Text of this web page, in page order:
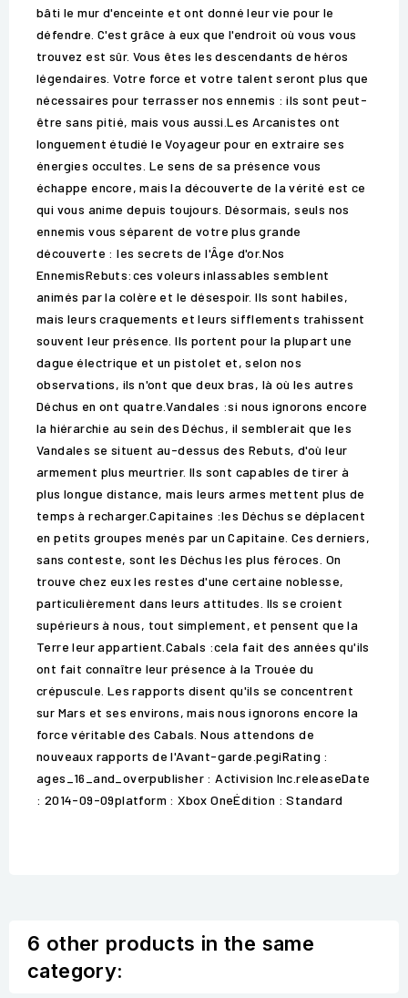
bâti le mur d'enceinte et ont donné leur vie pour le
défendre. C'est grâce à eux que l'endroit où vous vous
trouvez est sûr. Vous êtes les descendants de héros
légendaires. Votre force et votre talent seront plus que
nécessaires pour terrasser nos ennemis : ils sont peut-
être sans pitié, mais vous aussi.Les Arcanistes ont
longuement étudié le Voyageur pour en extraire ses
énergies occultes. Le sens de sa présence vous
échappe encore, mais la découverte de la vérité est ce
qui vous anime depuis toujours. Désormais, seuls nos
ennemis vous séparent de votre plus grande
découverte : les secrets de l'Âge d'or.Nos
EnnemisRebuts:ces voleurs inlassables semblent
animés par la colère et le désespoir. Ils sont habiles,
mais leurs craquements et leurs sifflements trahissent
souvent leur présence. Ils portent pour la plupart une
dague électrique et un pistolet et, selon nos
observations, ils n'ont que deux bras, là où les autres
Déchus en ont quatre.Vandales :si nous ignorons encore
la hiérarchie au sein des Déchus, il semblerait que les
Vandales se situent au-dessus des Rebuts, d'où leur
armement plus meurtrier. Ils sont capables de tirer à
plus longue distance, mais leurs armes mettent plus de
temps à recharger.Capitaines :les Déchus se déplacent
en petits groupes menés par un Capitaine. Ces derniers,
sans conteste, sont les Déchus les plus féroces. On
trouve chez eux les restes d'une certaine noblesse,
particulièrement dans leurs attitudes. Ils se croient
supérieurs à nous, tout simplement, et pensent que la
Terre leur appartient.Cabals :cela fait des années qu'ils
ont fait connaître leur présence à la Trouée du
crépuscule. Les rapports disent qu'ils se concentrent
sur Mars et ses environs, mais nous ignorons encore la
force véritable des Cabals. Nous attendons de
nouveaux rapports de l'Avant-garde.pegiRating :
ages_16_and_overpublisher : Activision Inc.releaseDate
: 2014-09-09platform : Xbox OneÉdition : Standard
6 other products in the same
category: